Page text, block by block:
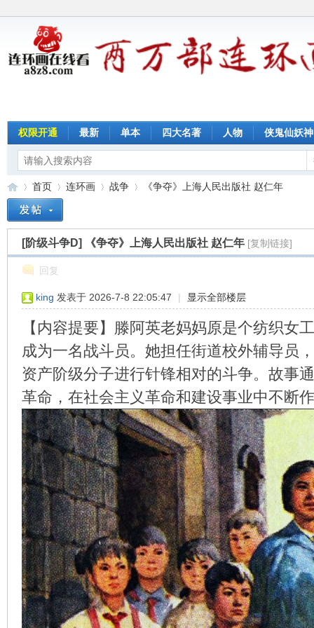
权限开通 最新 单本 四大名著 人物 侠鬼仙妖神
»
首页
›
连环画
›
战争
›
《争夺》上海人民出版社 赵仁年
[阶级斗争D] 《争夺》上海人民出版社 赵仁年 [复制链接]
回复
king 发表于 2026-7-8 22:05:47 | 显示全部楼层
【内容提要】滕阿英老妈妈原是个纺织女
成为一名战斗员。她担任街道校外辅导员
资产阶级分子进行针锋相对的斗争。故事
革命，在社会主义革命和建设事业中不断